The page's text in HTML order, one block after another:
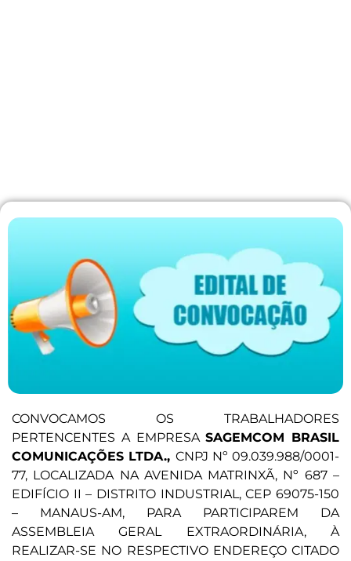
CONVOCAMOS OS TRABALHADORES
PERTENCENTES A EMPRESASAGEMCOM BRASIL
COMUNICAÇÕES LTDA., CNPJ Nº 09.039.988/0001-
77, LOCALIZADA NA AVENIDA MATRINXÃ, Nº 687 –
EDIFÍCIO II – DISTRITO INDUSTRIAL, CEP 69075-150
– MANAUS-AM, PARA PARTICIPAREM DA
ASSEMBLEIA GERAL EXTRAORDINÁRIA, À
REALIZAR-SE NO RESPECTIVO ENDEREÇO CITADO